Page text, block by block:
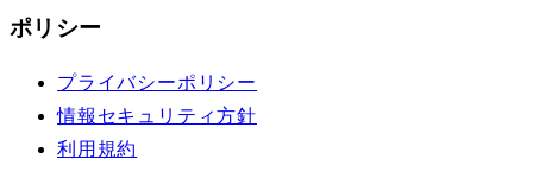
ポリシー
プライバシーポリシー
情報セキュリティ方針
利用規約